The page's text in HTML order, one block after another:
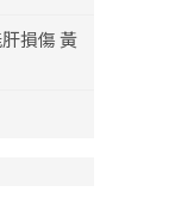
損傷 黃